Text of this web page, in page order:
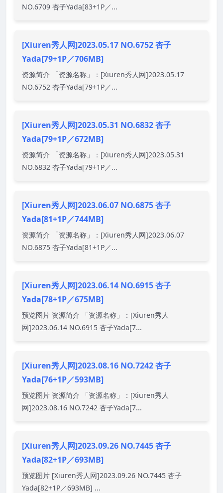
NO.6709 杏子Yada[83+1P／...
[Xiuren秀人网]2023.05.17 NO.6752 杏子
Yada[79+1P／706MB]
资源简介 「资源名称」：[Xiuren秀人网]2023.05.17
NO.6752 杏子Yada[79+1P／...
[Xiuren秀人网]2023.05.31 NO.6832 杏子
Yada[79+1P／672MB]
资源简介 「资源名称」：[Xiuren秀人网]2023.05.31
NO.6832 杏子Yada[79+1P／...
[Xiuren秀人网]2023.06.07 NO.6875 杏子
Yada[81+1P／744MB]
资源简介 「资源名称」：[Xiuren秀人网]2023.06.07
NO.6875 杏子Yada[81+1P／...
[Xiuren秀人网]2023.06.14 NO.6915 杏子
Yada[78+1P／675MB]
预览图片 资源简介 「资源名称」：[Xiuren秀人
网]2023.06.14 NO.6915 杏子Yada[7...
[Xiuren秀人网]2023.08.16 NO.7242 杏子
Yada[76+1P／593MB]
预览图片 资源简介 「资源名称」：[Xiuren秀人
网]2023.08.16 NO.7242 杏子Yada[7...
[Xiuren秀人网]2023.09.26 NO.7445 杏子
Yada[82+1P／693MB]
预览图片 [Xiuren秀人网]2023.09.26 NO.7445 杏子
Yada[82+1P／693MB] ...